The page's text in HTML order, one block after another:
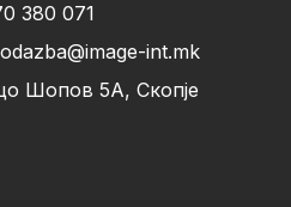
380 071
int.mk
Шопов 5А, Скопје